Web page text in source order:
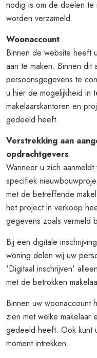
nodig is om de doelen te
worden verzameld.
Woonaccount
Binnen de website heeft
aan te maken. Binnen
persoonsgegevens te
u hier de mogelijkheid in
makelaarskantoren en
gedeeld heeft.
Verstrekking aan
opdrachtgevers
Wanneer u zich
specifiek
met de betreffende
het project in verkoop
gegevens zoals vermeld
Bij een digitale
woning delen wij uw
'Digitaal inschrijven'
met de betrokken
Binnen uw woonaccount
zien met welke
gedeeld heeft. Ook kunt
moment intrekken.